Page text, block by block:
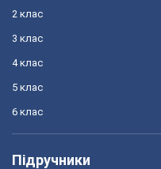
2 клас
3 клас
4 клас
5 клас
6 клас
Підручники